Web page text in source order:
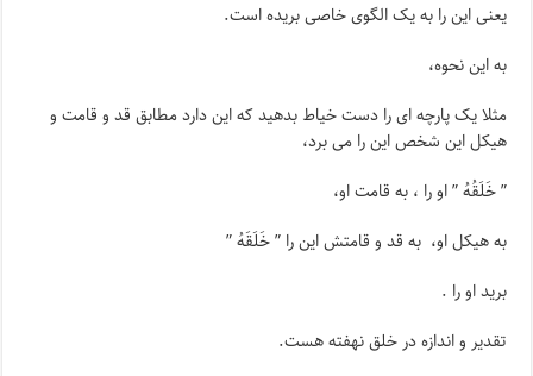
یعنی این را به یک الگوی خاصی بریده است.
به این نحوه،
مثلا یک پارچه ای را دست خیاط بدهید که این دارد مطابق قد و قامت و
هیکل این شخص این را می برد،
” خَلَقُهُ ” او را ، به قامت او،
به هیکل او، به قد و قامتش این را ” خَلَقَهُ ”
برید او را .
تقدیر و اندازه در خلق نهفته هست.